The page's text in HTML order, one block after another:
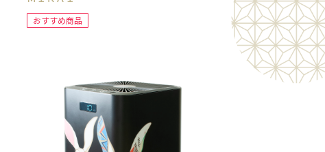
おすすめ商品